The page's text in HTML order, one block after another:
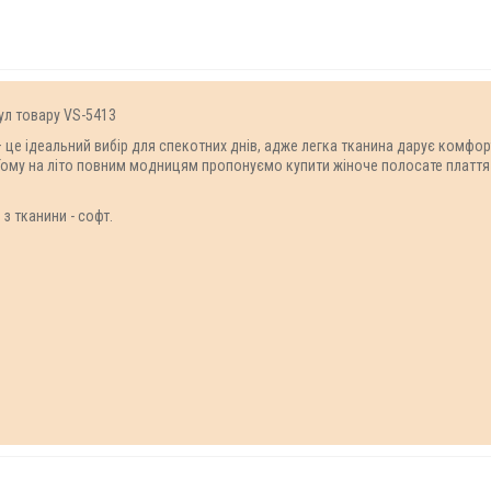
товару VS-5413
ідеальний вибір для спекотних днів, адже легка тканина дарує
на літо повним модницям пропонуємо купити жіноче полосате
тканини - софт.